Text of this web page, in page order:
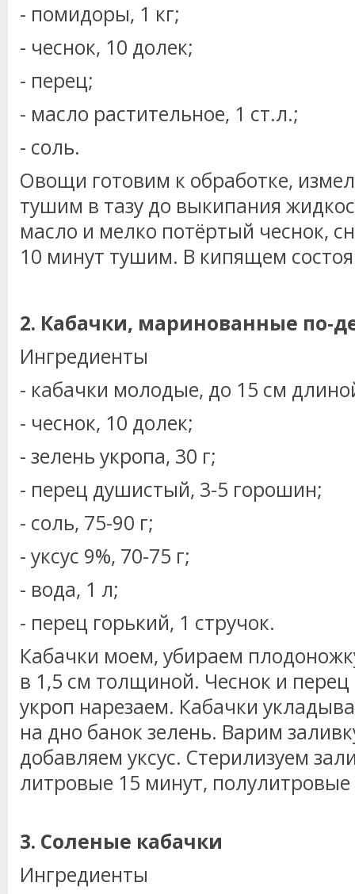
- помидоры, 1 кг;
- чеснок, 10 долек;
- перец;
- масло растительное, 1 ст.л.;
- соль.
Овощи готовим к обработке,
тушим в тазу до выкипания
масло и мелко потёртый чеснок,
10 минут тушим. В кипящем
2. Кабачки, маринованные по-
Ингредиенты
- кабачки молодые, до 15 см
- чеснок, 10 долек;
- зелень укропа, 30 г;
- перец душистый, 3-5 горошин;
- соль, 75-90 г;
- уксус 9%, 70-75 г;
- вода, 1 л;
- перец горький, 1 стручок.
Кабачки моем, убираем
в 1,5 см толщиной. Чеснок и
укроп нарезаем. Кабачки
на дно банок зелень. Варим
добавляем уксус. Стерилизуем
литровые 15 минут,
3. Соленые кабачки
Ингредиенты